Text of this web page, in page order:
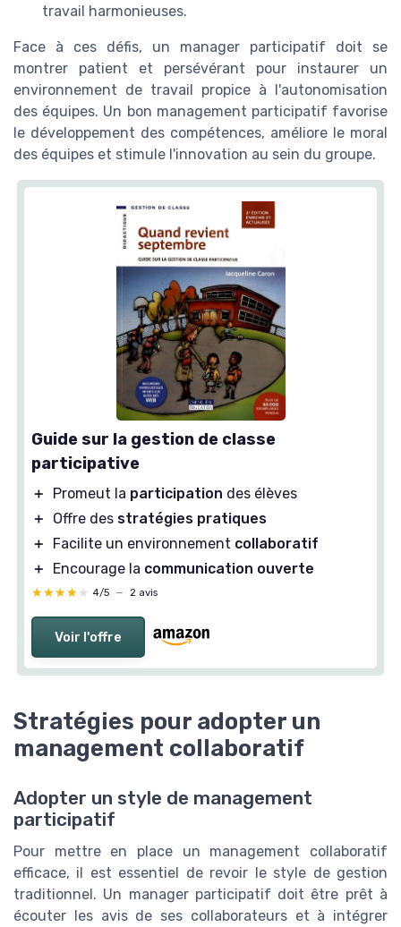
travail harmonieuses.
Face à ces défis, un manager participatif doit se
montrer patient et persévérant pour instaurer un
environnement de travail propice à l'autonomisation
des équipes. Un bon management participatif favorise
le développement des compétences, améliore le moral
des équipes et stimule l'innovation au sein du groupe.
Guide sur la gestion de classe
participative
＋ Promeut la participation des élèves
＋
Offre des stratégies pratiques
＋
Facilite un environnement collaboratif
＋
Encourage la communication ouverte
★★★★★
★★★★★ 4/5 — 2 avis
Voir l'offre
Stratégies pour adopter un
management collaboratif
Adopter un style de management
participatif
Pour mettre en place un management collaboratif
efficace, il est essentiel de revoir le style de gestion
traditionnel. Un manager participatif doit être prêt à
écouter les avis de ses collaborateurs et à intégrer